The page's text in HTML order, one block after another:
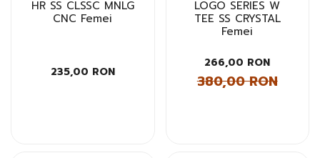
HR SS CLSSC MNLG
CNC Femei
235,00 RON
LOGO SERIES W
TEE SS CRYSTAL
Femei
266,00 RON
380,00 RON